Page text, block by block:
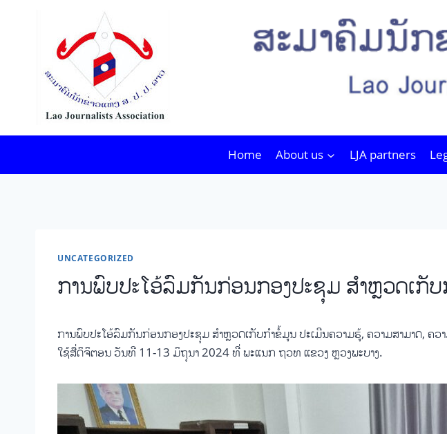
Home About us LJA partners
UNCATEGORIZED
ການພົບປະໂອ້ລົມກັນກ່ອນກອງປະຊຸມ ສໍາຫຼວດເກັ
ການພົບປະໂອ້ລົມກັນກ່ອນກອງປະຊຸມ ສໍາຫຼວດເກັບກໍາຂໍ້ມູນ ປະເມີນຄວາມຮູ້, ຄວາມສາມາດ, ຄ
ໃຊ້ສື່ດິຈິຕອນ ວັນທີ 11-13 ມິຖຸນາ 2024 ທີ່ ພະແນກ ຖວທ ແຂວງ ຫຼວງພະບາງ.